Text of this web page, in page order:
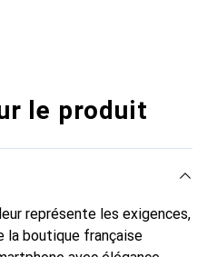
le produit
représente les exigences,
la boutique française